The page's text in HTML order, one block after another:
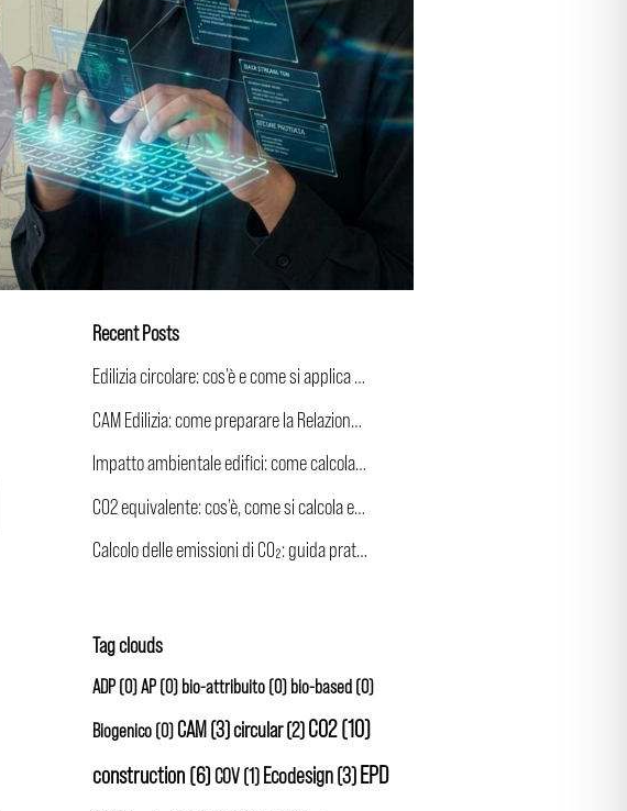
Recent Posts
Edilizia circolare: cos’è e come si applica all’edilizia
Impatto ambientale edifici: come calcolarlo e comunicarlo
CO2 equivalente: cos’è, come si calcola e perché conta più della sola CO2
Calcolo delle emissioni di CO₂: guida pratica per l’edilizia
Tag clouds
ADP(0)AP(0)bio-attribuito(0)bio-based(0)
Biogenico(0)CAM(3)circular(2)CO2(10)
construction(6)COV(1)Ecodesign(3)EPD